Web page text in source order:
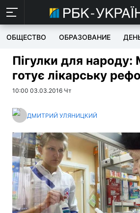
ОБЩЕСТВО ОБРАЗОВАНИЕ
Пігулки для
готує лікарську
10:00 03.03.2016 Чт
ДМИТРИЙ УЛЯНИЦКИЙ